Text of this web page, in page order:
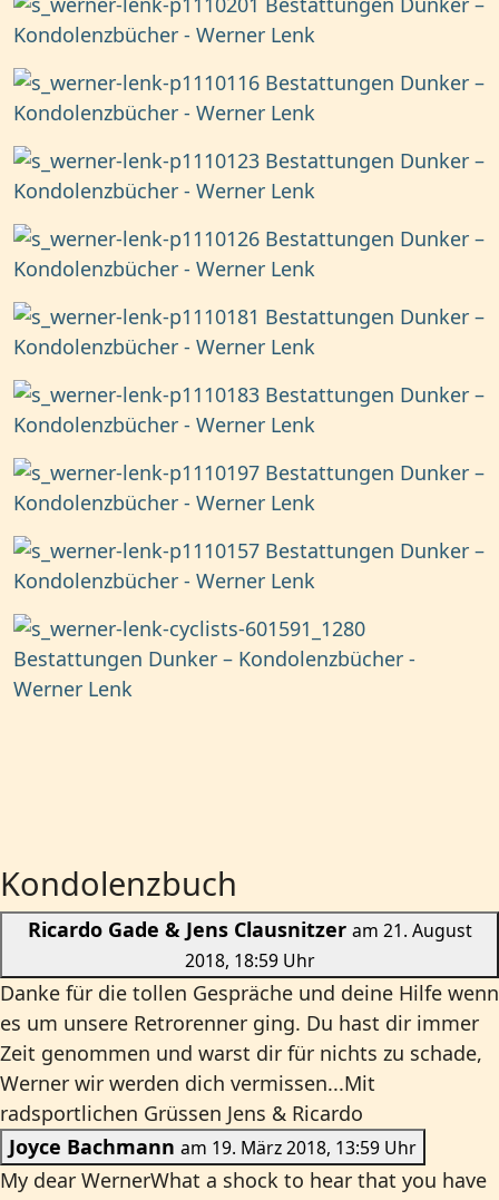
Kondolenzbuch
Ricardo Gade & Jens Clausnitzer am 21. August
2018, 18:59 Uhr
Danke für die tollen Gespräche und deine Hilfe wenn
es um unsere Retrorenner ging. Du hast dir immer
Zeit genommen und warst dir für nichts zu schade,
Werner wir werden dich vermissen...Mit
radsportlichen Grüssen Jens & Ricardo
Joyce Bachmann
am 19. März 2018, 13:59 Uhr
My dear WernerWhat a shock to hear that you have